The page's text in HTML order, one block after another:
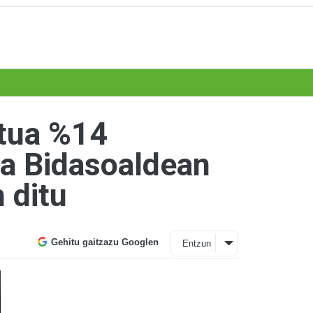
%14
Bidasoaldean
ditu
Gehitu gaitzazu Googlen Entzun